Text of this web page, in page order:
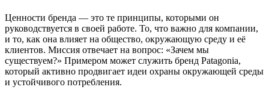
Ценности бренда — это те принципы, которыми он
руководствуется в своей работе. То, что важно для компании,
и то, как она влияет на общество, окружающую среду и её
клиентов. Миссия отвечает на вопрос: «Зачем мы
существуем?» Примером может служить бренд Patagonia,
который активно продвигает идеи охраны окружающей среды
и устойчивого потребления.